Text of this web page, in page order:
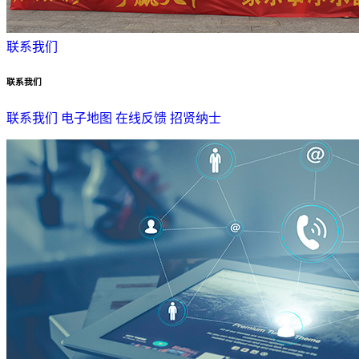
联系我们
联系我们
联系我们 电子地图 在线反馈 招贤纳士